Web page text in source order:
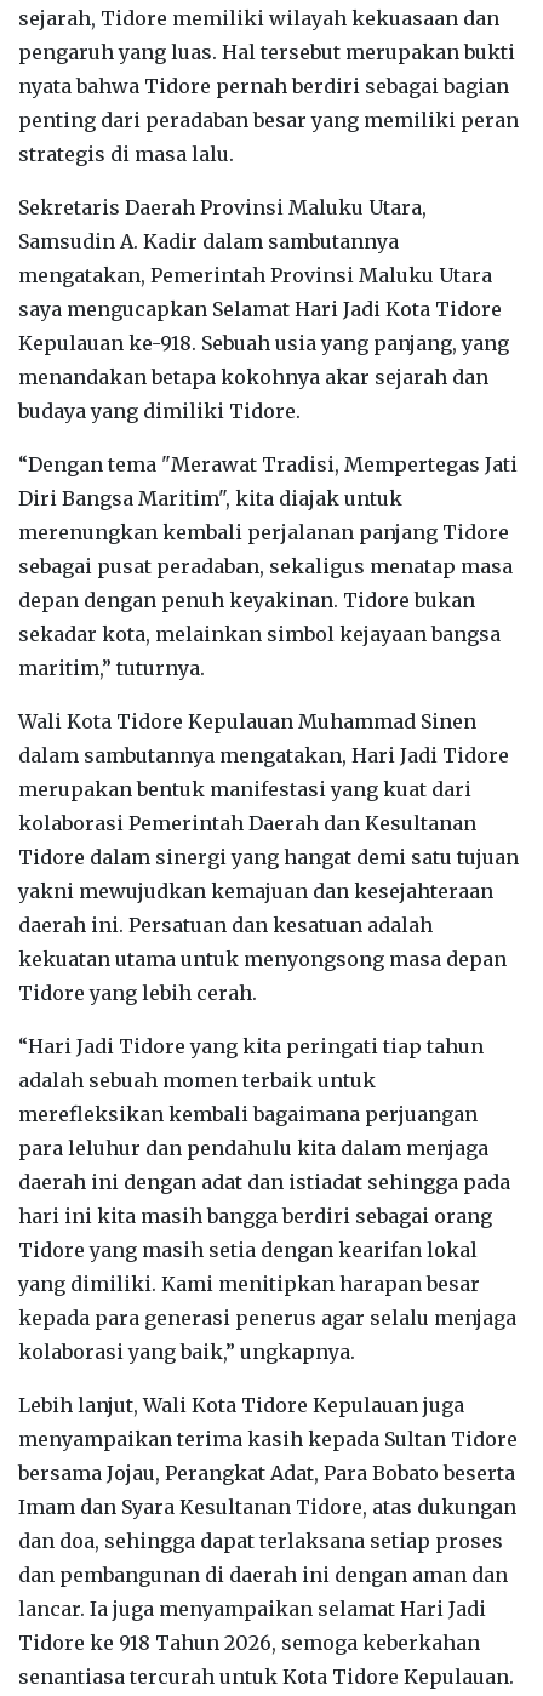
sejarah, Tidore memiliki wilayah kekuasaan dan
pengaruh yang luas. Hal tersebut merupakan bukti
nyata bahwa Tidore pernah berdiri sebagai bagian
penting dari peradaban besar yang memiliki peran
strategis di masa lalu.
Sekretaris Daerah Provinsi Maluku Utara,
Samsudin A. Kadir dalam sambutannya
mengatakan, Pemerintah Provinsi Maluku Utara
saya mengucapkan Selamat Hari Jadi Kota Tidore
Kepulauan ke-918. Sebuah usia yang panjang, yang
menandakan betapa kokohnya akar sejarah dan
budaya yang dimiliki Tidore.
“Dengan tema "Merawat Tradisi, Mempertegas Jati
Diri Bangsa Maritim", kita diajak untuk
merenungkan kembali perjalanan panjang Tidore
sebagai pusat peradaban, sekaligus menatap masa
depan dengan penuh keyakinan. Tidore bukan
sekadar kota, melainkan simbol kejayaan bangsa
maritim,” tuturnya.
Wali Kota Tidore Kepulauan Muhammad Sinen
dalam sambutannya mengatakan, Hari Jadi Tidore
merupakan bentuk manifestasi yang kuat dari
kolaborasi Pemerintah Daerah dan Kesultanan
Tidore dalam sinergi yang hangat demi satu tujuan
yakni mewujudkan kemajuan dan kesejahteraan
daerah ini. Persatuan dan kesatuan adalah
kekuatan utama untuk menyongsong masa depan
Tidore yang lebih cerah.
“Hari Jadi Tidore yang kita peringati tiap tahun
adalah sebuah momen terbaik untuk
merefleksikan kembali bagaimana perjuangan
para leluhur dan pendahulu kita dalam menjaga
daerah ini dengan adat dan istiadat sehingga pada
hari ini kita masih bangga berdiri sebagai orang
Tidore yang masih setia dengan kearifan lokal
yang dimiliki. Kami menitipkan harapan besar
kepada para generasi penerus agar selalu menjaga
kolaborasi yang baik,” ungkapnya.
Lebih lanjut, Wali Kota Tidore Kepulauan juga
menyampaikan terima kasih kepada Sultan Tidore
bersama Jojau, Perangkat Adat, Para Bobato beserta
Imam dan Syara Kesultanan Tidore, atas dukungan
dan doa, sehingga dapat terlaksana setiap proses
dan pembangunan di daerah ini dengan aman dan
lancar. Ia juga menyampaikan selamat Hari Jadi
Tidore ke 918 Tahun 2026, semoga keberkahan
senantiasa tercurah untuk Kota Tidore Kepulauan.